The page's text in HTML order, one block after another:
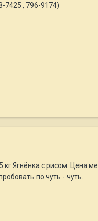
7425 , 796-9174)
Ягнёнка с рисом. Цена
по чуть - чуть.